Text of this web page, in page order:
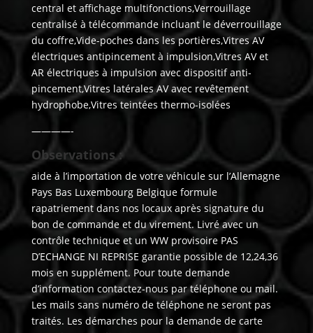
central et affichage multifonctions,Verrouillage
centralisé à télécommande incluant le déverrouillage
du coffre,Vide-poches dans les portières,Vitres AV
électriques antipincement à impulsion,Vitres AV et
AR électriques à impulsion avec dispositif anti-
pincement,Vitres latérales AV avec revêtement
hydrophobe,Vitres teintées thermo-isolées
————-
Observations :
aide à l’importation de votre véhicule sur l’Allemagne
Pays Bas Luxembourg Belgique formule
rapatriement dans nos locaux après signature du
bon de commande et du virement. Livré avec un
contrôle technique et un WW provisoire PAS
D’ECHANGE NI REPRISE garantie possible de 12,24,36
mois en supplément. Pour toute demande
d’information contactez-nous par téléphone ou mail.
Les mails sans numéro de téléphone ne seront pas
traités. Les démarches pour la demande de carte